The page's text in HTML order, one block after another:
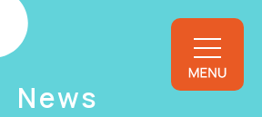
News